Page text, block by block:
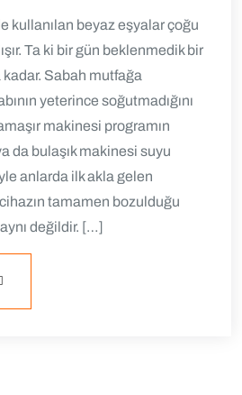
kullanılan beyaz eşyalar çoğu
Ta ki bir gün beklenmedik bir
kadar. Sabah mutfağa
yeterince soğutmadığını
makinesi programın
da bulaşık makinesi suyu
anlarda ilk akla gelen
tamamen bozulduğu
değildir. […]